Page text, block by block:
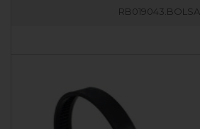
RB019043.BOLSA